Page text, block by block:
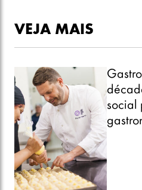
VEJA MAIS
social